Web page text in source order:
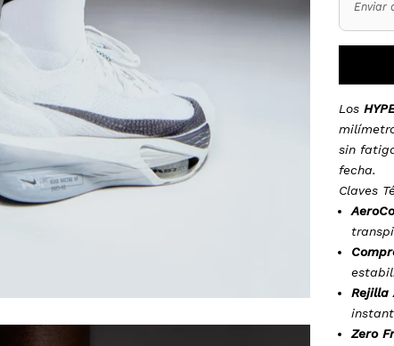
Enviar
Los
sin
fecha.
Claves
Rejilla
Zero